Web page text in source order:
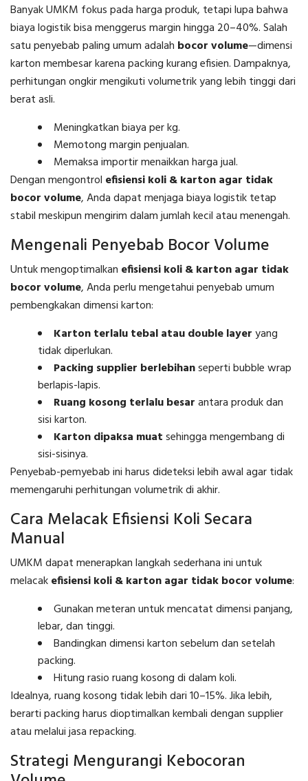
Banyak UMKM fokus pada harga produk, tetapi lupa bahwa
biaya logistik bisa menggerus margin hingga 20–40%. Salah
satu penyebab paling umum adalah bocor volume—dimensi
karton membesar karena packing kurang efisien. Dampaknya,
perhitungan ongkir mengikuti volumetrik yang lebih tinggi dari
berat asli.
Meningkatkan biaya per kg.
Memotong margin penjualan.
Memaksa importir menaikkan harga jual.
Dengan mengontrol efisiensi koli & karton agar tidak
bocor volume, Anda dapat menjaga biaya logistik tetap
stabil meskipun mengirim dalam jumlah kecil atau menengah.
Mengenali Penyebab Bocor Volume
Untuk mengoptimalkan efisiensi koli & karton agar tidak
bocor volume, Anda perlu mengetahui penyebab umum
pembengkakan dimensi karton:
Karton terlalu tebal atau double layeryang
tidak diperlukan.
Packing supplier berlebihanseperti bubble wrap
berlapis-lapis.
Ruang kosong terlalu besarantara produk dan
sisi karton.
Karton dipaksa muatsehingga mengembang di
sisi-sisinya.
Penyebab-pemyebab ini harus dideteksi lebih awal agar tidak
memengaruhi perhitungan volumetrik di akhir.
Cara Melacak Efisiensi Koli Secara
Manual
UMKM dapat menerapkan langkah sederhana ini untuk
melacakefisiensi koli & karton agar tidak bocor volume:
Gunakan meteran untuk mencatat dimensi panjang,
lebar, dan tinggi.
Bandingkan dimensi karton sebelum dan setelah
packing.
Hitung rasio ruang kosong di dalam koli.
Idealnya, ruang kosong tidak lebih dari 10–15%. Jika lebih,
berarti packing harus dioptimalkan kembali dengan supplier
atau melalui jasa repacking.
Strategi Mengurangi Kebocoran